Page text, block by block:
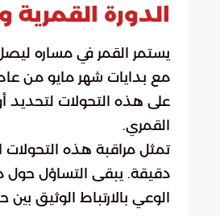
الدورة القمرية
على هذه التحولات لتحديد
القمري.
تمثل مراقبة هذه
دقيقة. يبقى التساؤل حول
الوعي بالارتباط الوثيق بين